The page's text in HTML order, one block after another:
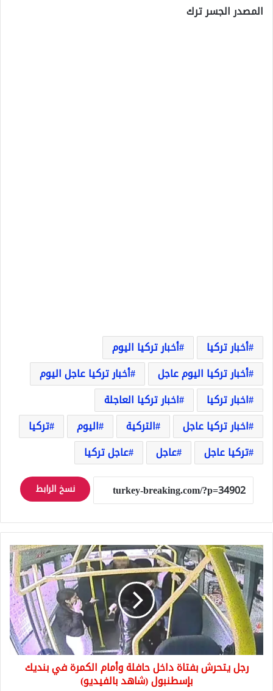
المصدر الجسر ترك
أخبار تركيا
أخبار تركيا اليوم
أخبار تركيا اليوم عاجل
أخبار تركيا عاجل اليوم
اخبار تركيا
اخبار تركيا العاجلة
اخبار تركيا عاجل
التركية اليوم
تركيا
تركيا عاجل
عاجل عاجل تركيا
نسخ الرابط
رجل
يتحرش
بفتاة
داخل
حافلة
وأمام
الكمرة
في
بنديك
بإسطنبول
(شاهد
رجل يتحرش بفتاة داخل حافلة وأمام الكمرة في بنديك
بإسطنبول (شاهد بالفيديو)